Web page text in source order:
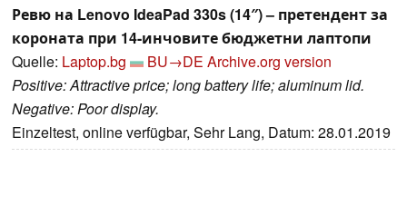
Ревю на Lenovo IdeaPad 330s (14″) – претендент за
короната при 14-инчовите бюджетни лаптопи
Quelle: Laptop.bg BU→DE Archive.org version
Positive: Attractive price; long battery life; aluminum lid.
Negative: Poor display.
Einzeltest, online verfügbar, Sehr Lang, Datum: 28.01.2019